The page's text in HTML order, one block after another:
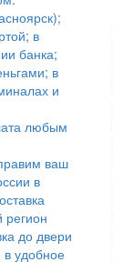
в
банка;
в
и
любым
ваш
в
регион
до двери
удобное